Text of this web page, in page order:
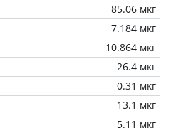
85.06 мкг
7.184 мкг
10.864 мкг
26.4 мкг
0.31 мкг
13.1 мкг
5.11 мкг